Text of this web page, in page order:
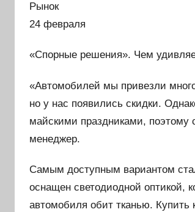
Рынок
24 февраля
«Спорные решения». Чем
«Автомобилей мы привезли
но у нас появились скидки.
майскими праздниками, поэтому
менеджер.
Самым доступным вариантом
оснащен светодиодной оптикой,
автомобиля обит тканью.